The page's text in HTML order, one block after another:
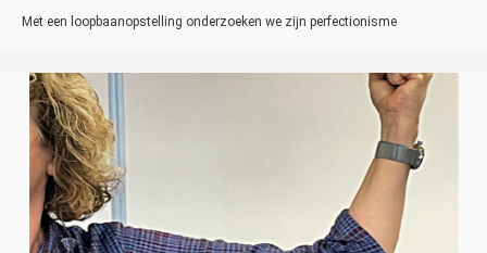
Met een loopbaanopstelling onderzoeken we zijn perfectionisme